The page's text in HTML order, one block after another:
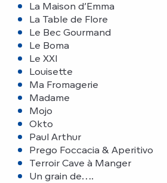
La Maison d’Emma
La Table de Flore
Le Bec Gourmand
Le Boma
Le XXI
Louisette
Ma Fromagerie
Madame
Mojo
Okto
Paul Arthur
Prego Foccacia & Aperitivo
Terroir Cave à Manger
Un grain de….